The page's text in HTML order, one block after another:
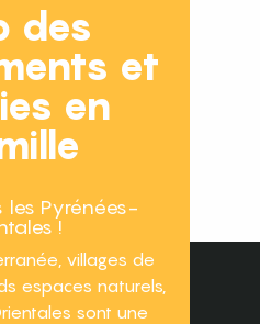
des
et
en
Pyrénées-
!
villages de
espaces naturels,
sont une